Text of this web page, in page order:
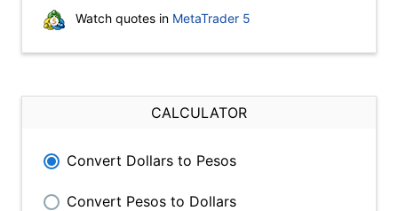
Watch quotes in MetaTrader 5
CALCULATOR
Convert Dollars to Pesos
Convert Pesos to Dollars